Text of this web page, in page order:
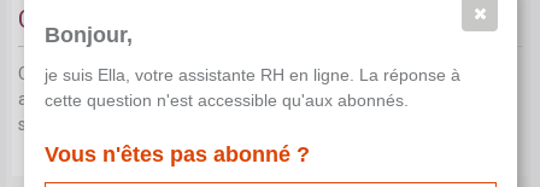
Certificat de chômage C 4
Ce document n'est pas disponible dans le cadre de votre
abonnement actuel.Contactez-nouspour toute aide
supplémentaire.
Bonjour,
je suis Ella, votre assistante RH en ligne. La réponse à
cette question n'est accessible qu'aux abonnés.
Vous n'êtes pas abonné ?